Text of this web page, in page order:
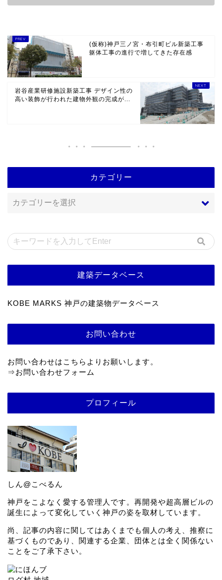
(仮称)神戸三ノ宮・布引町ビル新築工事
躯体工事の進行で増してきた存在感
岩谷産業研修施設新築工事 デザイン性の
高い装飾が行われた建物外観の完成が...
カテゴリー
建築データベース
KOBE MARKS 神戸の建築物データベース
お問い合わせ
お問い合わせはこちらよりお願いします。
⇒お問い合わせフォーム
プロフィール
しん@こべるん
神戸をこよなく愛する管理人です。再開発や超高層ビルの
誕生によって変化していく神戸の姿を取材しています。
尚、記事の内容に関してはあくまでも個人の考え、推察に
基づくものであり、関連する企業、団体とは全く関係ない
ことをご了承下さい。